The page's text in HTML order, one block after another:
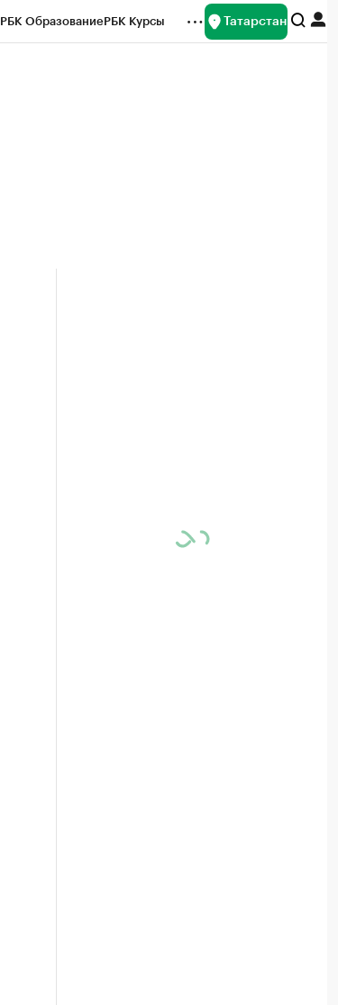
РБК ОбразованиеРБК Курсы Татарстан